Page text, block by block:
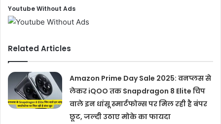
Youtube Without Ads
Related Articles
Amazon Prime Day Sale 2025: वनप्लस से
लेकर iQOO तक Snapdragon 8 Elite चिप
वाले इन धांसू स्मार्टफोन्स पर मिल रही है बंपर
छूट, जल्दी उठाए मोके का फायदा